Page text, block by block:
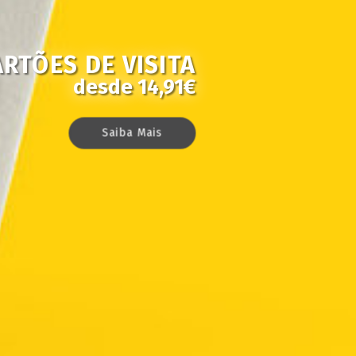
DE VISITA
desde 14,91€
Saiba Mais